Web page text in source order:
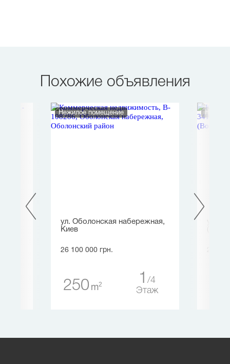
Похожие объявления
Нежилое помещение
ул. Оболонская набережная,
Киев
26 100 000 грн.
250 m2 1
4
Этаж